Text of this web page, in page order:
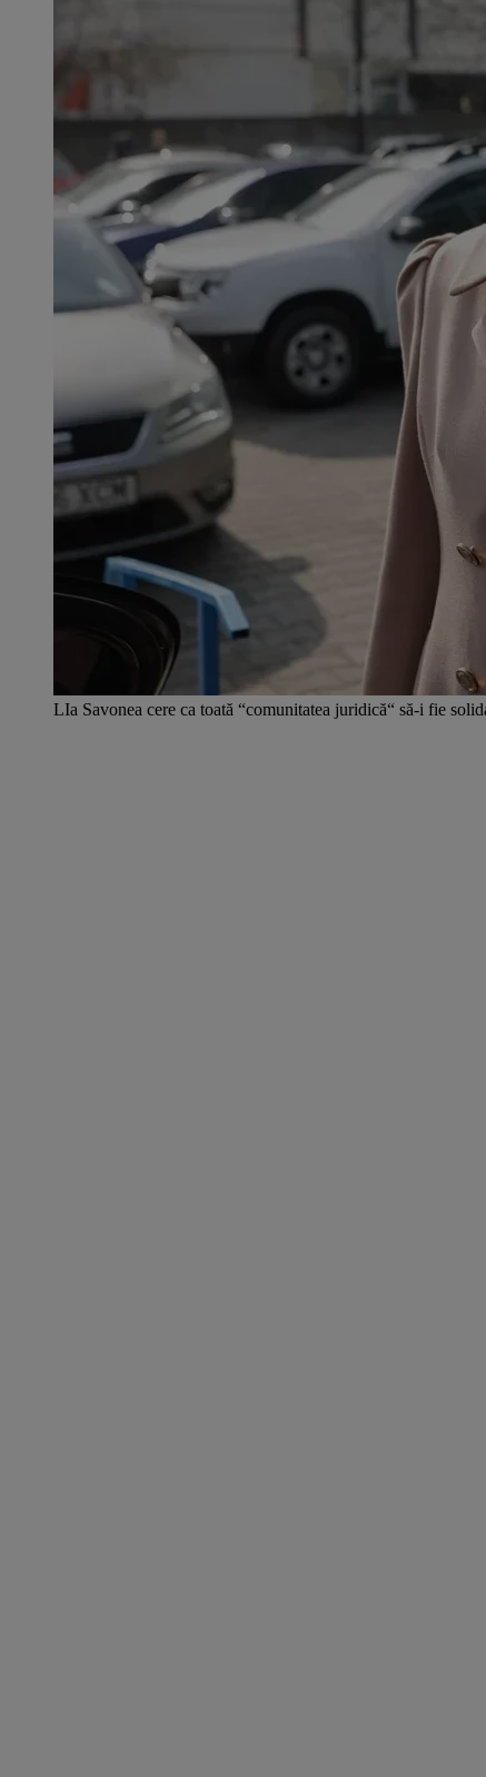
LIa Savonea cere ca toată “comunitatea juridică“ să-i fie